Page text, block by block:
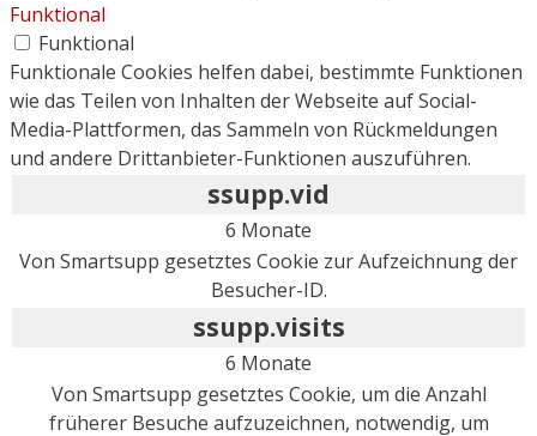
Funktional
Funktional
Funktionale Cookies helfen dabei, bestimmte Funktionen
wie das Teilen von Inhalten der Webseite auf Social-
Media-Plattformen, das Sammeln von Rückmeldungen
und andere Drittanbieter-Funktionen auszuführen.
ssupp.vid
6 Monate
Von Smartsupp gesetztes Cookie zur Aufzeichnung der
Besucher-ID.
ssupp.visits
6 Monate
Von Smartsupp gesetztes Cookie, um die Anzahl
früherer Besuche aufzuzeichnen, notwendig, um